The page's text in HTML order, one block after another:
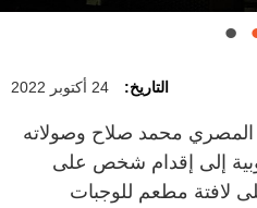
التاريخ: 24 أكتوبر 2022
المصري محمد صلاح وصولاته
إلى إقدام شخص على
لافتة مطعم للوجبات